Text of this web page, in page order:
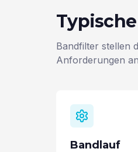
Bandfilter stellen
Anforderungen
Bandlauf